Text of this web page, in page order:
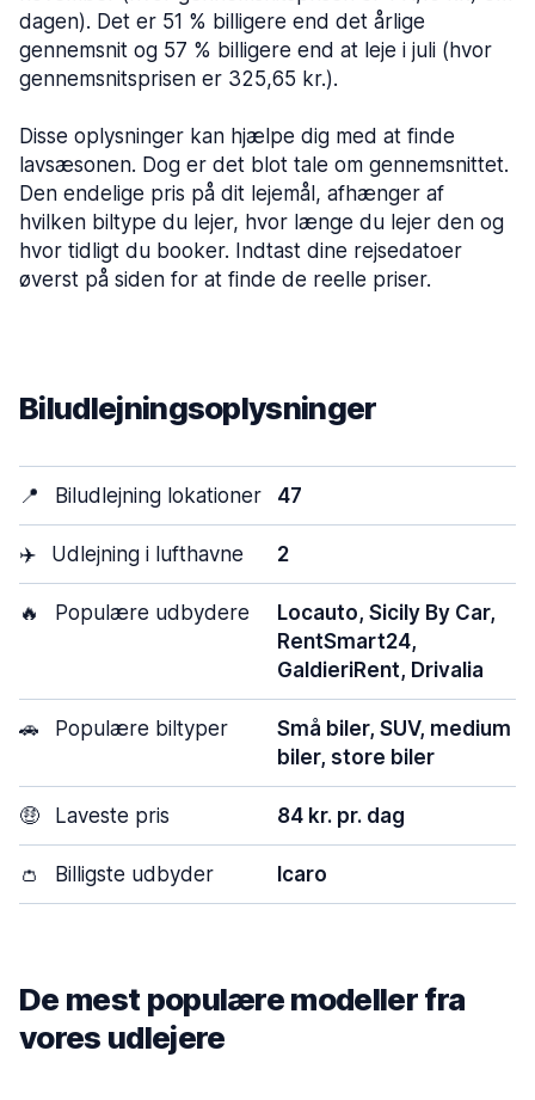
dagen). Det er 51 % billigere end det årlige
gennemsnit og 57 % billigere end at leje i juli (hvor
gennemsnitsprisen er 325,65 kr.).
Disse oplysninger kan hjælpe dig med at finde
lavsæsonen. Dog er det blot tale om gennemsnittet.
Den endelige pris på dit lejemål, afhænger af
hvilken biltype du lejer, hvor længe du lejer den og
hvor tidligt du booker. Indtast dine rejsedatoer
øverst på siden for at finde de reelle priser.
Biludlejningsoplysninger
📍 Biludlejning lokationer 47
✈️ Udlejning i lufthavne 2
🔥 Populære udbydere
Locauto, Sicily By Car,
RentSmart24,
GaldieriRent, Drivalia
🚗 Populære biltyper
Små biler, SUV, medium
biler, store biler
🤑 Laveste pris 84 kr. pr. dag
👛 Billigste udbyder Icaro
De mest populære modeller fra
vores udlejere